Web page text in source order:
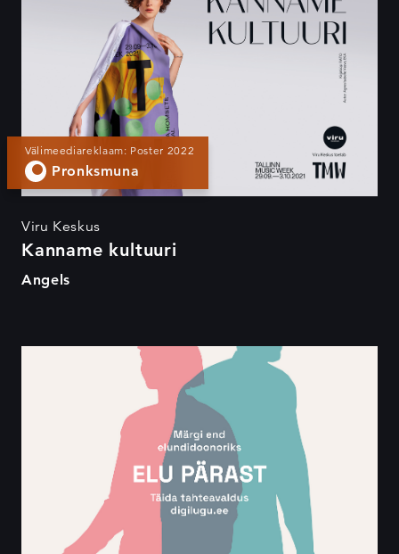
Välimeediareklaam: Poster 2022
Pronksmuna
Viru Keskus
Kanname kultuuri
Angels
Elu pärast